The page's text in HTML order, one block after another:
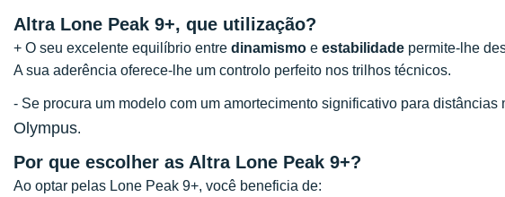
Altra Lone Peak 9+, que utilização?
+ O seu excelente equilíbrio entre dinamismo e estabilidade permite-lhe
A sua aderência oferece-lhe um controlo perfeito nos trilhos técnicos.
- Se procura um modelo com um amortecimento significativo para distâncias
Olympus.
Por que escolher as Altra Lone Peak 9+?
Ao optar pelas Lone Peak 9+, você beneficia de: